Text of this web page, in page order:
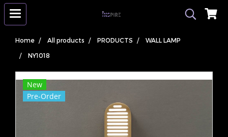
Home All products PRODUCTS WALL LAMP
NY1018
New
Pre-Order